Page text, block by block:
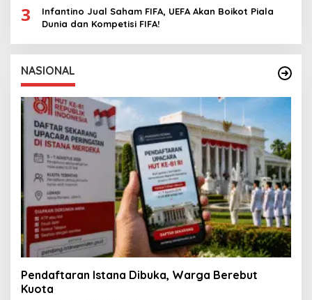
3
Infantino Jual Saham FIFA, UEFA Akan Boikot Piala
Dunia dan Kompetisi FIFA!
NASIONAL
Pendaftaran Istana Dibuka, Warga Berebut
Kuota